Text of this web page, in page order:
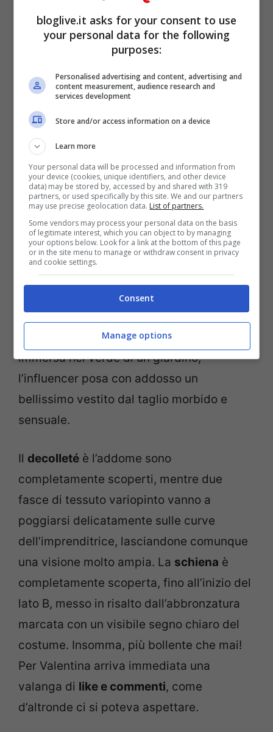
Valentina Ferragni (Screenshot Instagram)
Quando pensiamo di averle viste tutte,
ecco che Valentinariesce a sorprendere
ancora di più. La bellissima sorella di casa
Ferragni, questa volta ha incantato i fan
mozzafiato, ritratto in un
album di scatti delle sue vacanze adIbiza.
All’interno del resort in cui sta alloggiando,
immersa nel verde di un giardino,
l’influencer posa con addosso un
bellissimo vestito dal taglio morbido e
sensuale.
Il decolleté è l’addome sono
completamente scoperti, mentre due
fasce di tessuto variopinto vanno a
poggiarsi delicatamente sulle curve
dell’imprenditrice, lasciandone comunque
una visione molto ampia. La schiena è
completamente scoperta, fino all’inizio del
lato B, messo in risalto dall’abbronzatura
marcata con un visibile segno chiaro del
costume. Insomma, più bollente che mai!
Per Valentina arriva immediata una
valanga di like e commenti, come
d’altronde ci si poteva aspettare.
bloglive.it asks for your consent to use
your personal data for the following
purposes:
Personalised advertising and content, advertising and
content measurement, audience research and
services development
Store and/or access information on a device
Learn more
Your personal data will be processed and information from
your device (cookies, unique identifiers, and other device
data) may be stored by, accessed by and shared with 319
partners, or used specifically by this site. We and our partners
may use precise geolocation data. List of partners.
Some vendors may process your personal data on the basis
of legitimate interest, which you can object to by managing
your options below. Look for a link at the bottom of this page
or in the site menu to manage or withdraw consent in privacy
and cookie settings.
Consent
Manage options